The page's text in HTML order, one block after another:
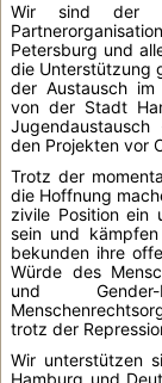
Wir sind der
Petersburg und
die Unterstützung
der Austausch
von der Stadt
den Projekten vor
Trotz der
die Hoffnung
zivile Position ein
sein und
bekunden ihre
Würde des
und
trotz der
Wir unterstützen
Hamburg und